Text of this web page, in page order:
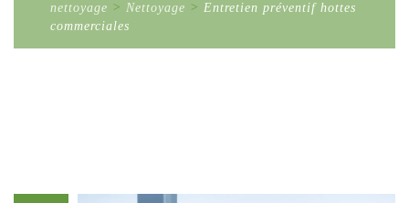
nettoyage > Nettoyage > Entretien préventif hottes
commerciales